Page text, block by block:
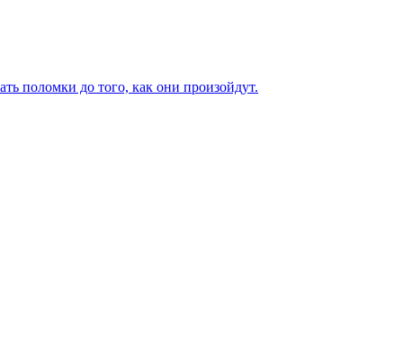
поломки до того, как они произойдут.